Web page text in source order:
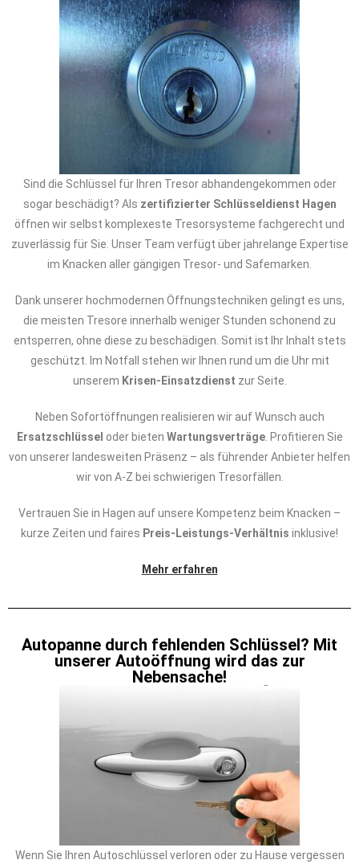
Sind die Schlüssel für Ihren Tresor abhandengekommen oder
sogar beschädigt? Als zertifizierter Schlüsseldienst Hagen
öffnen wir selbst komplexeste Tresorsysteme fachgerecht und
zuverlässig für Sie. Unser Team verfügt über jahrelange Expertise
im Knacken aller gängigen Tresor- und Safemarken.
Dank unserer hochmodernen Öffnungstechniken gelingt es uns,
die meisten Tresore innerhalb weniger Stunden schonend zu
entsperren, ohne diese zu beschädigen. Somit ist Ihr Inhalt stets
geschützt. Im Notfall stehen wir Ihnen rund um die Uhr mit
unserem Krisen-Einsatzdienst zur Seite.
Neben Sofortöffnungen realisieren wir auf Wunsch auch
Ersatzschlüssel oder bieten Wartungsverträge. Profitieren Sie
von unserer landesweiten Präsenz – als führender Anbieter helfen
wir von A-Z bei schwierigen Tresorfällen.
Vertrauen Sie in Hagen auf unsere Kompetenz beim Knacken –
kurze Zeiten und faires Preis-Leistungs-Verhältnis inklusive!
Mehr erfahren
Autopanne durch fehlenden Schlüssel? Mit
unserer Autoöffnung wird das zur
Nebensache!
Wenn Sie Ihren Autoschlüssel verloren oder zu Hause vergessen